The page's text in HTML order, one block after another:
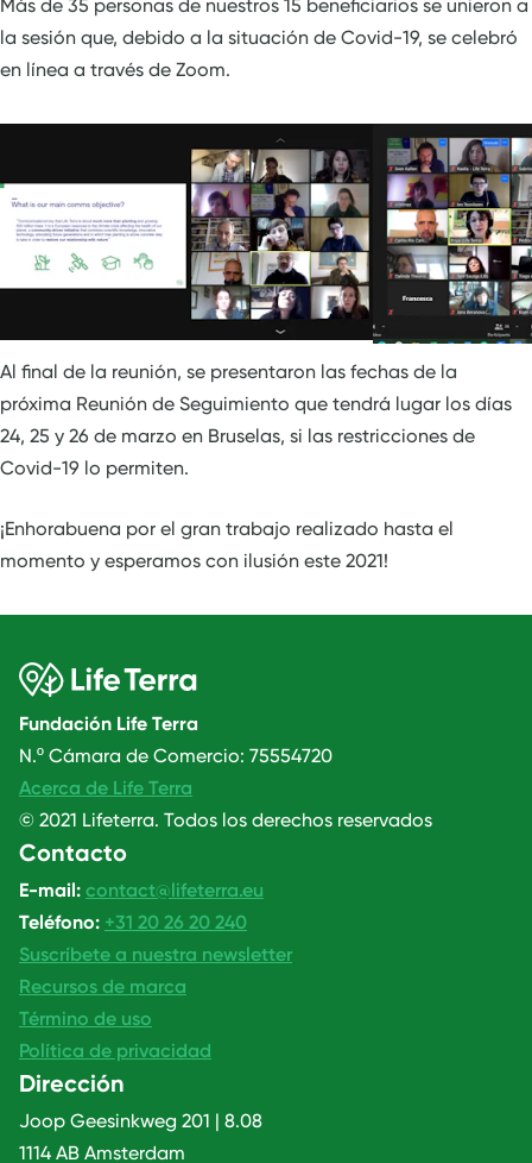
Más de 35 personas de nuestros 15 beneficiarios se unieron a
la sesión que, debido a la situación de Covid-19, se celebró
en línea a través de Zoom.
Al final de la reunión, se presentaron las fechas de la
próxima Reunión de Seguimiento que tendrá lugar los días
24, 25 y 26 de marzo en Bruselas, si las restricciones de
Covid-19 lo permiten.
¡Enhorabuena por el gran trabajo realizado hasta el
momento y esperamos con ilusión este 2021!
Fundación Life Terra
N.º Cámara de Comercio: 75554720
Acerca de Life Terra
© 2021 Lifeterra. Todos los derechos reservados
Contacto
E-mail: contact@lifeterra.eu
Teléfono: +31 20 26 20 240
Suscríbete a nuestra newsletter
Recursos de marca
Término de uso
Política de privacidad
Dirección
Joop Geesinkweg 201 | 8.08
1114 AB Amsterdam